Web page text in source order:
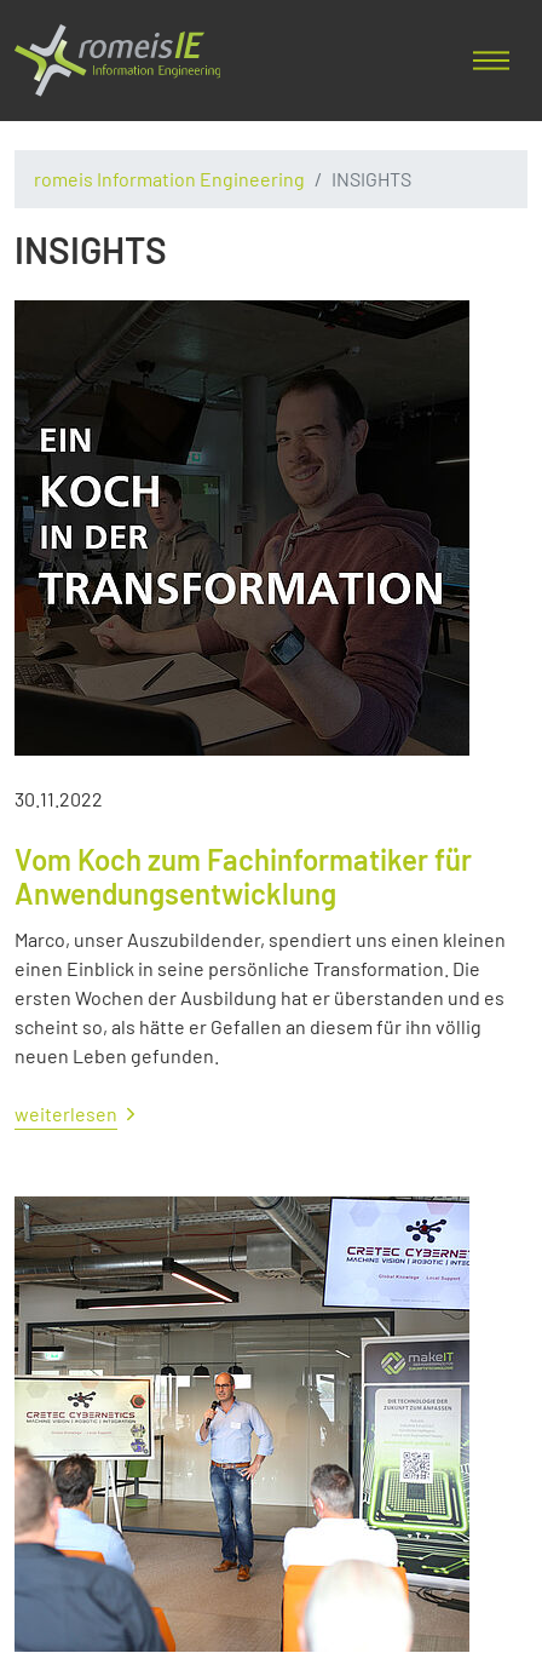
romeis Information Engineering INSIGHTS
INSIGHTS
30.11.2022
Vom Koch zum Fachinformatiker für
Anwendungsentwicklung
Marco, unser Auszubildender, spendiert uns einen kleinen
einen Einblick in seine persönliche Transformation. Die
ersten Wochen der Ausbildung hat er überstanden und es
scheint so, als hätte er Gefallen an diesem für ihn völlig
neuen Leben gefunden.
weiterlesen